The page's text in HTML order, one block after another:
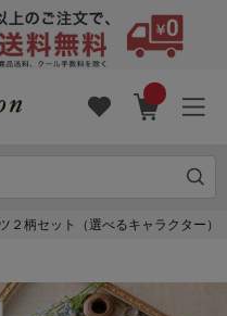
２柄セット（選べるキャラクター）